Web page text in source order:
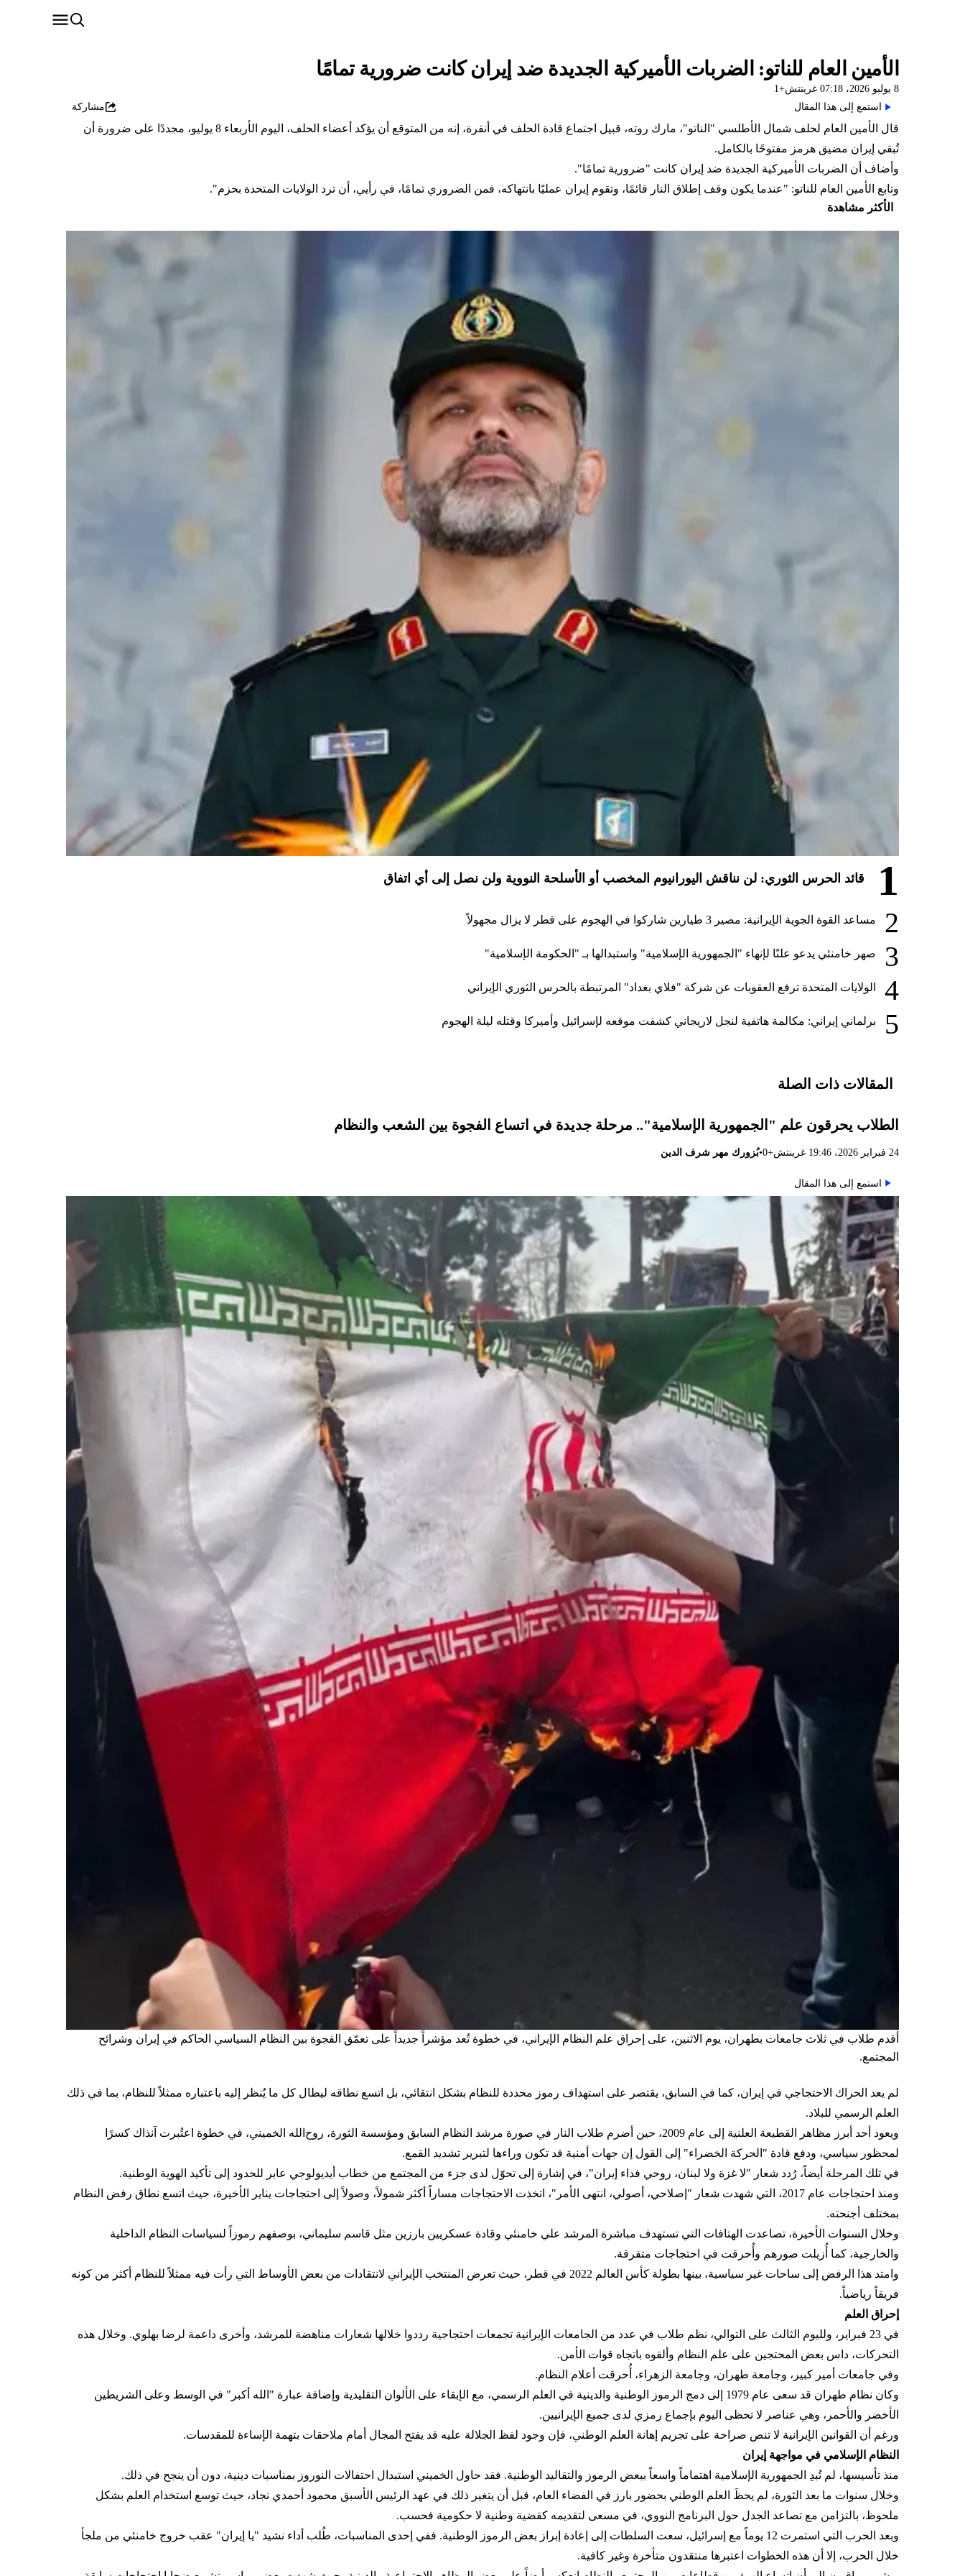
الأمين العام للناتو: الضربات الأميركية الجديدة ضد إيران كانت ضرورية تمامًا
8 يوليو 2026، 07:18 غرينتش+1
استمع إلى هذا المقال
مشاركة
قال الأمين العام لحلف شمال الأطلسي "الناتو"، مارك روته، قبيل اجتماع قادة الحلف في أنقرة، إنه من المتوقع أن يؤكد أعضاء الحلف، اليوم الأربعاء 8 يوليو، مجددًا على ضرورة أن
تُبقي إيران مضيق هرمز مفتوحًا بالكامل.
وأضاف أن الضربات الأميركية الجديدة ضد إيران كانت "ضرورية تمامًا".
وتابع الأمين العام للناتو: "عندما يكون وقف إطلاق النار قائمًا، وتقوم إيران عمليًا بانتهاكه، فمن الضروري تمامًا، في رأيي، أن ترد الولايات المتحدة بحزم".
الأكثر مشاهدة
1 قائد الحرس الثوري: لن نناقش اليورانيوم المخصب أو الأسلحة النووية ولن نصل إلى أي اتفاق
2 مساعد القوة الجوية الإيرانية: مصير 3 طيارين شاركوا في الهجوم على قطر لا يزال مجهولاً
3 صهر خامنئي يدعو علنًا لإنهاء "الجمهورية الإسلامية" واستبدالها بـ "الحكومة الإسلامية"
4 الولايات المتحدة ترفع العقوبات عن شركة "فلاي بغداد" المرتبطة بالحرس الثوري الإيراني
5 برلماني إيراني: مكالمة هاتفية لنجل لاريجاني كشفت موقعه لإسرائيل وأميركا وقتله ليلة الهجوم
المقالات ذات الصلة
الطلاب يحرقون علم "الجمهورية الإسلامية".. مرحلة جديدة في اتساع الفجوة بين الشعب والنظام
24 فبراير 2026، 19:46 غرينتش+0 •بُزورك مهر شرف الدين
استمع إلى هذا المقال
أقدم طلاب في ثلاث جامعات بطهران، يوم الاثنين، على إحراق علم النظام الإيراني، في خطوة تُعد مؤشراً جديداً على تعمّق الفجوة بين النظام السياسي الحاكم في إيران وشرائح
المجتمع.
لم يعد الحراك الاحتجاجي في إيران، كما في السابق، يقتصر على استهداف رموز محددة للنظام بشكل انتقائي، بل اتسع نطاقه ليطال كل ما يُنظر إليه باعتباره ممثلاً للنظام، بما في ذلك
العلم الرسمي للبلاد.
ويعود أحد أبرز مظاهر القطيعة العلنية إلى عام 2009، حين أضرم طلاب النار في صورة مرشد النظام السابق ومؤسسة الثورة، روح‌الله الخميني، في خطوة اعتُبرت آنذاك كسرًا
لمحظور سياسي، ودفع قادة "الحركة الخضراء" إلى القول إن جهات أمنية قد تكون وراءها لتبرير تشديد القمع.
في تلك المرحلة أيضاً، رُدد شعار "لا غزة ولا لبنان، روحي فداء إيران"، في إشارة إلى تحوّل لدى جزء من المجتمع من خطاب أيديولوجي عابر للحدود إلى تأكيد الهوية الوطنية.
ومنذ احتجاجات عام 2017، التي شهدت شعار "إصلاحي، أصولي، انتهى الأمر"، اتخذت الاحتجاجات مساراً أكثر شمولاً، وصولاً إلى احتجاجات يناير الأخيرة، حيث اتسع نطاق رفض النظام
بمختلف أجنحته.
وخلال السنوات الأخيرة، تصاعدت الهتافات التي تستهدف مباشرة المرشد علي خامنئي وقادة عسكريين بارزين مثل قاسم سليماني، بوصفهم رموزاً لسياسات النظام الداخلية
والخارجية، كما أُزيلت صورهم وأُحرقت في احتجاجات متفرقة.
وامتد هذا الرفض إلى ساحات غير سياسية، بينها بطولة كأس العالم 2022 في قطر، حيث تعرض المنتخب الإيراني لانتقادات من بعض الأوساط التي رأت فيه ممثلاً للنظام أكثر من كونه
فريقاً رياضياً.
إحراق العلم
في 23 فبراير، ولليوم الثالث على التوالي، نظم طلاب في عدد من الجامعات الإيرانية تجمعات احتجاجية رددوا خلالها شعارات مناهضة للمرشد، وأخرى داعمة لرضا بهلوي. وخلال هذه
التحركات، داس بعض المحتجين على علم النظام وألقوه باتجاه قوات الأمن.
وفي جامعات أمير كبير، وجامعة طهران، وجامعة الزهراء، أُحرقت أعلام النظام.
وكان نظام طهران قد سعى عام 1979 إلى دمج الرموز الوطنية والدينية في العلم الرسمي، مع الإبقاء على الألوان التقليدية وإضافة عبارة "الله أكبر" في الوسط وعلى الشريطين
الأخضر والأحمر، وهي عناصر لا تحظى اليوم بإجماع رمزي لدى جميع الإيرانيين.
ورغم أن القوانين الإيرانية لا تنص صراحة على تجريم إهانة العلم الوطني، فإن وجود لفظ الجلالة عليه قد يفتح المجال أمام ملاحقات بتهمة الإساءة للمقدسات.
النظام الإسلامي في مواجهة إيران
منذ تأسيسها، لم تُبدِ الجمهورية الإسلامية اهتماماً واسعاً ببعض الرموز والتقاليد الوطنية. فقد حاول الخميني استبدال احتفالات النوروز بمناسبات دينية، دون أن ينجح في ذلك.
وخلال سنوات ما بعد الثورة، لم يحظَ العلم الوطني بحضور بارز في الفضاء العام، قبل أن يتغير ذلك في عهد الرئيس الأسبق محمود أحمدي‌ نجاد، حيث توسع استخدام العلم بشكل
ملحوظ، بالتزامن مع تصاعد الجدل حول البرنامج النووي، في مسعى لتقديمه كقضية وطنية لا حكومية فحسب.
وبعد الحرب التي استمرت 12 يوماً مع إسرائيل، سعت السلطات إلى إعادة إبراز بعض الرموز الوطنية. ففي إحدى المناسبات، طُلب أداء نشيد "يا إيران" عقب خروج خامنئي من ملجأ
خلال الحرب، إلا أن هذه الخطوات اعتبرها منتقدون متأخرة وغير كافية.